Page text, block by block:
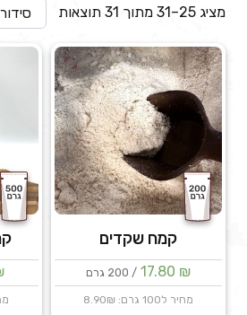
מציג 25–31 מתוך 31 תוצאות
קמח שקדים
17.80 ₪ / 200 גרם
מחיר ל100 גרם: 8.90₪